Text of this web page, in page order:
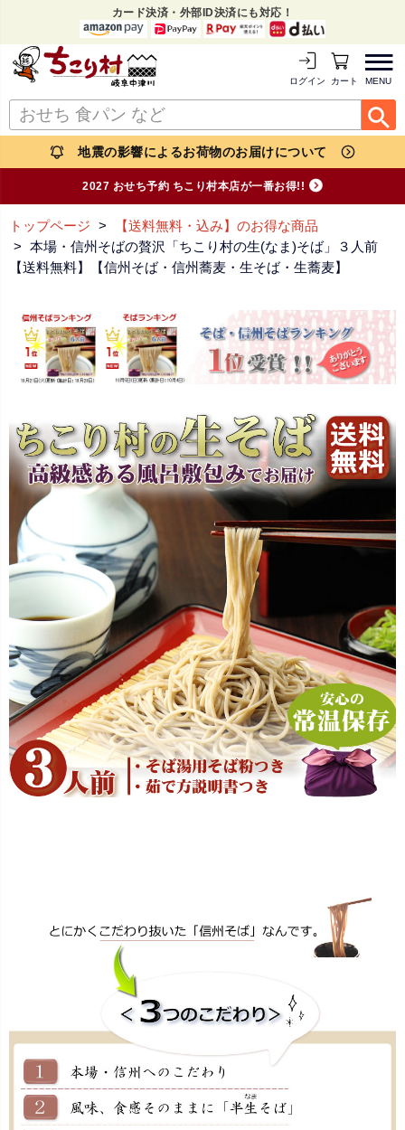
カード決済・外部ID決済にも対応！
MENU
ログイン カートを見る
地震の影響によるお荷物のお届けについて
2027 おせち予約 ちこり村本店が一番お得!!
トップページ
【送料無料・込み】のお得な商品
本場・信州そばの贅沢「ちこり村の生(なま)そば」３人前
【送料無料】【信州そば・信州蕎麦・生そば・生蕎麦】